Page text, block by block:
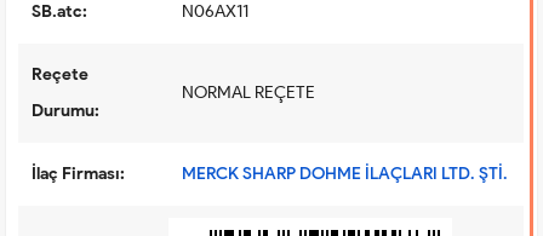
SB.atc: N06AX11
Reçete
Durumu:
NORMAL REÇETE
İlaç Firması: MERCK SHARP DOHME İLAÇLARI LTD. ŞTİ.